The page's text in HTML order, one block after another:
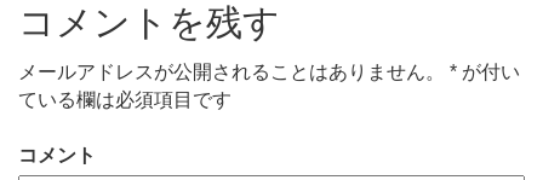
コメントを残す
メールアドレスが公開されることはありません。 * が付い
ている欄は必須項目です
コメント